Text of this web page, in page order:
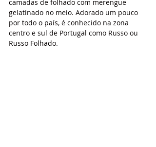
camadas de folhado com merengue
gelatinado no meio. Adorado um pouco
por todo o país, é conhecido na zona
centro e sul de Portugal como Russo ou
Russo Folhado.